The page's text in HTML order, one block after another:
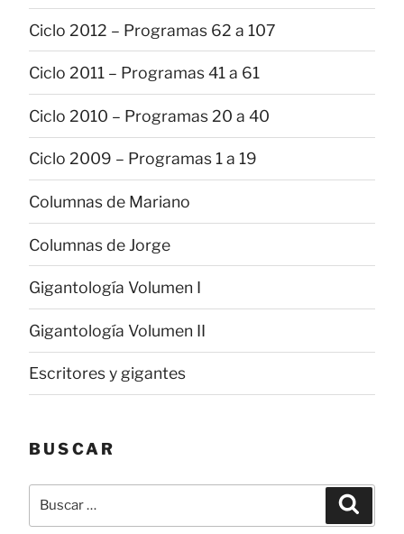
Ciclo 2012 – Programas 62 a 107
Ciclo 2011 – Programas 41 a 61
Ciclo 2010 – Programas 20 a 40
Ciclo 2009 – Programas 1 a 19
Columnas de Mariano
Columnas de Jorge
Gigantología Volumen I
Gigantología Volumen II
Escritores y gigantes
BUSCAR
Buscar